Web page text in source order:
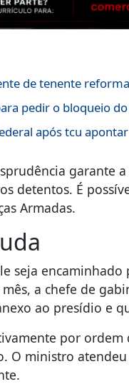
de tenente
pedir o bloqueio
após tcu
garante
detentos. É
Armadas.
seja
a chefe de
ao presídio e
por
O ministro